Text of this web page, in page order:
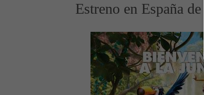
Estreno en España